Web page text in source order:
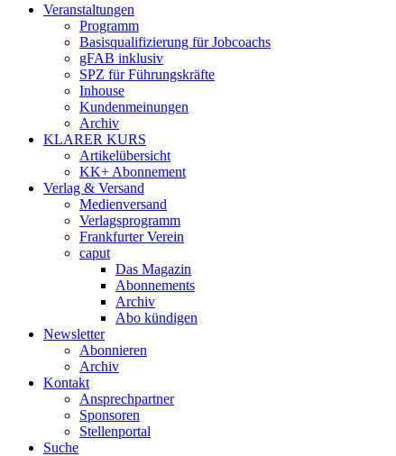
Veranstaltungen
Programm
Basisqualifizierung für Jobcoachs
gFAB inklusiv
SPZ für Führungskräfte
Inhouse
Kundenmeinungen
Archiv
KLARER KURS
Artikelübersicht
KK+ Abonnement
Verlag & Versand
Medienversand
Verlagsprogramm
Frankfurter Verein
caput
Das Magazin
Abonnements
Archiv
Abo kündigen
Newsletter
Abonnieren
Archiv
Kontakt
Ansprechpartner
Sponsoren
Stellenportal
Suche